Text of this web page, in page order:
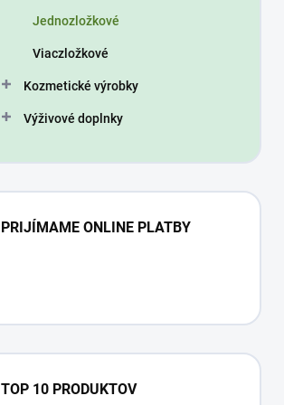
Jednozložkové
Viaczložkové
Kozmetické výrobky
Výživové doplnky
PRIJÍMAME ONLINE PLATBY
TOP 10 PRODUKTOV